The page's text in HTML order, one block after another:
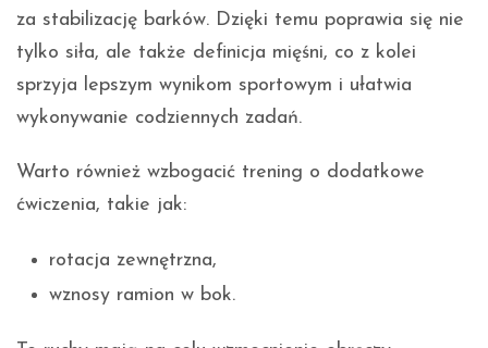
za stabilizację barków. Dzięki temu poprawia się nie
tylko siła, ale także definicja mięśni, co z kolei
sprzyja lepszym wynikom sportowym i ułatwia
wykonywanie codziennych zadań.
Warto również wzbogacić trening o dodatkowe
ćwiczenia, takie jak:
rotacja zewnętrzna,
wznosy ramion w bok.